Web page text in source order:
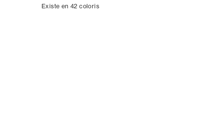
Existe en 42 coloris